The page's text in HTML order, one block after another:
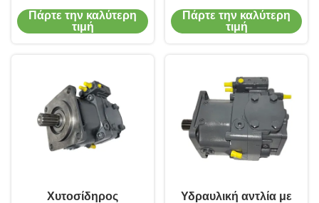
αντλία με μεταβλητό
έμβολο 2200 στροφές
Πάρτε την καλύτερη
τιμή
μεταβλητού άξονα με
έμβολο για ναυτική
Πάρτε την καλύτερη
τιμή
Χυτοσίδηρος
Υδραυλική αντλία με